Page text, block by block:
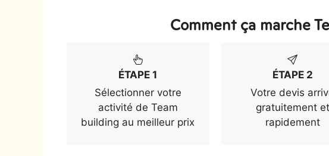
Comment ça marche
ÉTAPE 1
Sélectionner votre
activité de Team
building au meilleur prix
ÉTAPE 2
Votre devis
gratuitement et
rapidement